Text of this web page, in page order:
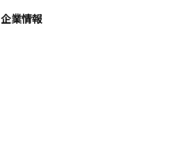
企業情報